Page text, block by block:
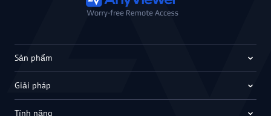
Sản phẩm
Giải pháp
Tính năng